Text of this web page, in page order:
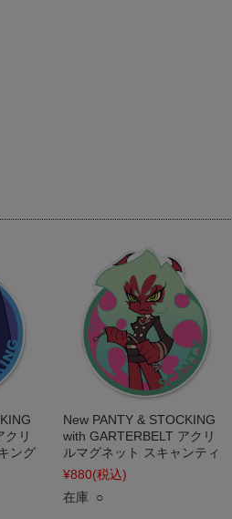
クリ
ング
New PANTY & STOCKING
with GARTERBELT アクリ
ルマグネット スキャンティ
¥880(税込)
在庫 ○